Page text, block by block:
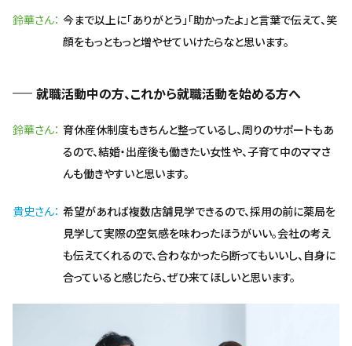
鈴華さん 今まで以上に「ありがとう」「助かったよ」と言葉で伝えて、笑
顔をもっともっと増やせていけたらなと思います。
就職活動中の方、これから就職活動を始める方へ
鈴華さん 育休産休制度もきちんと整っているし、周りのサポートもあ
るので、結婚・出産後も働きたい女性や、子育て中のママさ
んも働きやすいと思います。
貴史さん 希望があれば複数店舗見学できるので、採用の前に薬局を
見学して実際の空気感を味わったほうがいい。会社の考え
も伝えてくれるので、合わなかったら断ってもいいし、自身に
合っていると感じたら、ぜひ来てほしいと思います。